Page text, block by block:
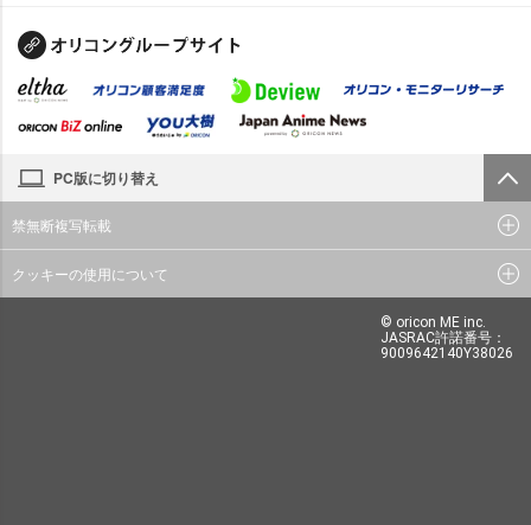
PC版に切り替え
禁無断複写転載
クッキーの使用について
© oricon ME inc.
JASRAC許諾番号：
9009642140Y38026